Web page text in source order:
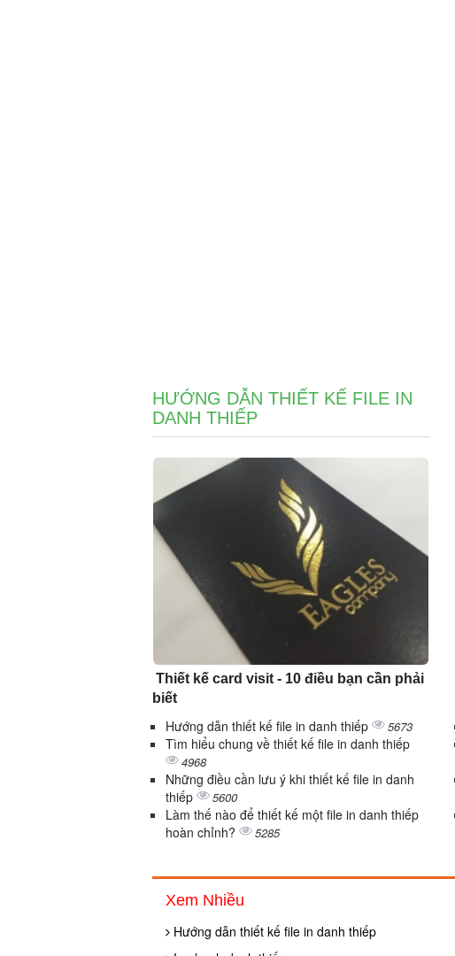
HƯỚNG DẪN THIẾT KẾ FILE IN
DANH THIẾP
Thiết kế card visit - 10 điều bạn cần phải
biết
Hướng dẫn thiết kế file in danh thiếp 5673
Tìm hiểu chung về thiết kế file in danh thiếp
4968
Những điều cần lưu ý khi thiết kế file in danh
thiếp
5600
Làm thế nào để thiết kế một file in danh thiếp
hoàn chỉnh?
5285
Xem Nhiều
Hướng dẫn thiết kế file in danh thiếp